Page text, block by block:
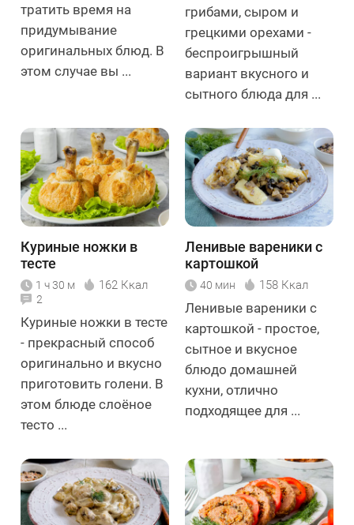
тратить время на
придумывание
оригинальных блюд. В
этом случае вы ...
грибами, сыром и
грецкими орехами -
беспроигрышный
вариант вкусного и
сытного блюда для ...
Куриные ножки в
тесте
1 ч 30 м 162 Ккал
2
Куриные ножки в тесте
- прекрасный способ
оригинально и вкусно
приготовить голени. В
этом блюде слоёное
тесто ...
Ленивые вареники с
картошкой
40 мин 158 Ккал
Ленивые вареники с
картошкой - простое,
сытное и вкусное
блюдо домашней
кухни, отлично
подходящее для ...